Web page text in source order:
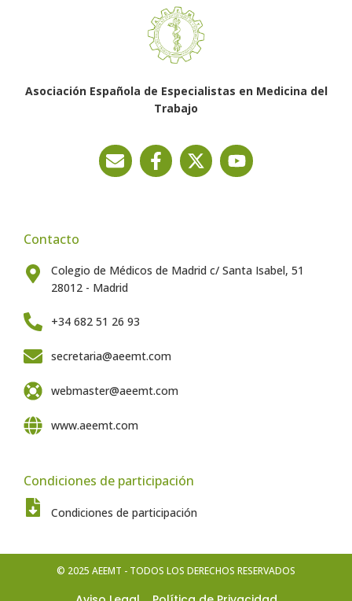
Asociación Española de Especialistas en Medicina del
Trabajo
Contacto
Colegio de Médicos de Madrid c/ Santa Isabel, 51
28012 - Madrid
+34 682 51 26 93
secretaria@aeemt.com
webmaster@aeemt.com
www.aeemt.com
Condiciones de participación
Condiciones de participación
© 2025 AEEMT - TODOS LOS DERECHOS RESERVADOS